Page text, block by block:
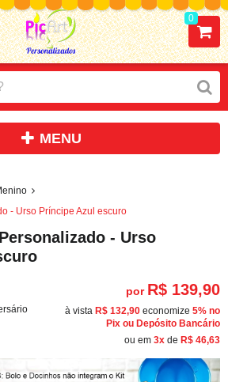
0
- Urso Príncipe Azul escuro
- Urso
por R$ 139,90
à vista R$ 132,90 economize 5% no
Pix ou Depósito Bancário
ou em 3x de R$ 46,63